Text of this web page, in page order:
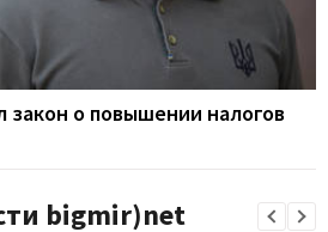
закон о повышении налогов
bigmir)net